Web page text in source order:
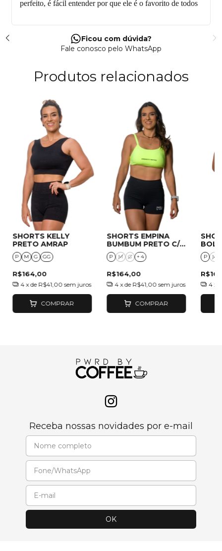
perfeito, é fácil entender por que ele é o favorito de todos
Ficou com dúvida?
Fale conosco pelo WhatsApp
Produtos relacionados
SHORTS KELLY
PRETO AMRAP
P M G GG
R$164,00
4 x de R$41,00 sem juros
COMPRAR
SHORTS EMPINA
BUMBUM PRETO C/
XÍCARA
P M G + 4
R$164,00
4 x de R$41,00 sem juros
COMPRAR
P M
4 x
Receba nossas novidades por e-mail